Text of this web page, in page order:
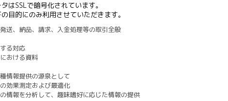
はSSLで暗号化されています。
目的にのみ利用させていただきます。
送、納品、請求、入金処理等の取引全般
る対応
おける資料
情報提供の源泉として
効果測定および最適化
情報を分析して、趣味嗜好に応じた情報の提供